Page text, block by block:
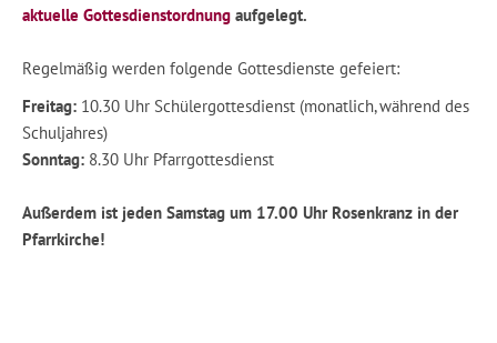
aktuelle Gottesdienstordnung aufgelegt.
Regelmäßig werden folgende Gottesdienste gefeiert:
Freitag: 10.30 Uhr Schülergottesdienst (monatlich, während des
Schuljahres)
Sonntag: 8.30 Uhr Pfarrgottesdienst
Außerdem ist jeden Samstag um 17.00 Uhr Rosenkranz in der
Pfarrkirche!